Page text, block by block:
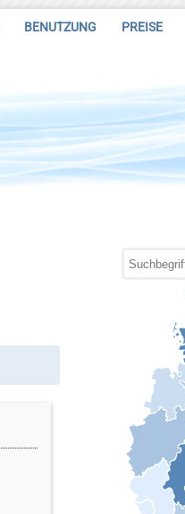
BENUTZUNG PREISE